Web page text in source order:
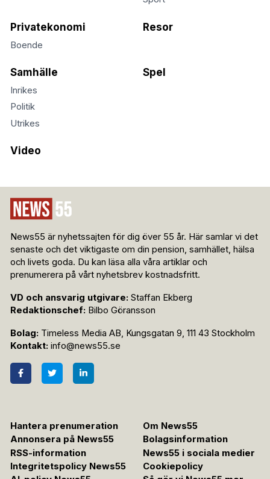
Privatekonomi
Boende
Resor
Samhälle
Inrikes
Politik
Utrikes
Spel
Video
News55 är nyhetssajten för dig över 55 år. Här samlar vi det
senaste och det viktigaste om din pension, samhället, hälsa
och livets goda. Du kan läsa alla våra artiklar och
prenumerera på vårt nyhetsbrev kostnadsfritt.
VD och ansvarig utgivare: Staffan Ekberg
Redaktionschef: Bilbo Göransson
Bolag: Timeless Media AB, Kungsgatan 9, 111 43 Stockholm
Kontakt: info@news55.se
Hantera prenumeration
Om News55
Annonsera på News55
Bolagsinformation
RSS-information
News55 i sociala medier
Integritetspolicy News55
Cookiepolicy